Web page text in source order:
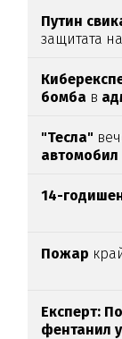
Путин
защитата
бомба в
"Тесла"
автомобил
14-
Пожар
Експерт:
фентанил